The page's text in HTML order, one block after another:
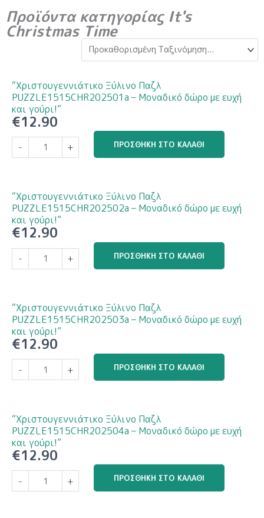
Προϊόντα κατηγορίας It's
Christmas Time
“Χριστουγεννιάτικο Ξύλινο Παζλ
PUZZLE1515CHR202501a – Μοναδικό δώρο με ευχή
και γούρι!”
€12.90
-
“Χριστουγεννιάτικο
Ξύλινο
–
Μοναδικό
δώρο
με
ευχή
και
γούρι!”
+ ΠΡΟΣΘΉΚΗ ΣΤΟ ΚΑΛΆΘΙ
“Χριστουγεννιάτικο Ξύλινο Παζλ
PUZZLE1515CHR202502a – Μοναδικό δώρο με ευχή
και γούρι!”
€12.90
-
“Χριστουγεννιάτικο
Ξύλινο
–
Μοναδικό
δώρο
με
ευχή
και
γούρι!”
+ ΠΡΟΣΘΉΚΗ ΣΤΟ ΚΑΛΆΘΙ
“Χριστουγεννιάτικο Ξύλινο Παζλ
PUZZLE1515CHR202503a – Μοναδικό δώρο με ευχή
και γούρι!”
€12.90
-
“Χριστουγεννιάτικο
Ξύλινο
–
Μοναδικό
δώρο
με
ευχή
και
γούρι!”
+ ΠΡΟΣΘΉΚΗ ΣΤΟ ΚΑΛΆΘΙ
“Χριστουγεννιάτικο Ξύλινο Παζλ
PUZZLE1515CHR202504a – Μοναδικό δώρο με ευχή
και γούρι!”
€12.90
-
“Χριστουγεννιάτικο
Ξύλινο
+ ΠΡΟΣΘΉΚΗ ΣΤΟ ΚΑΛΆΘΙ